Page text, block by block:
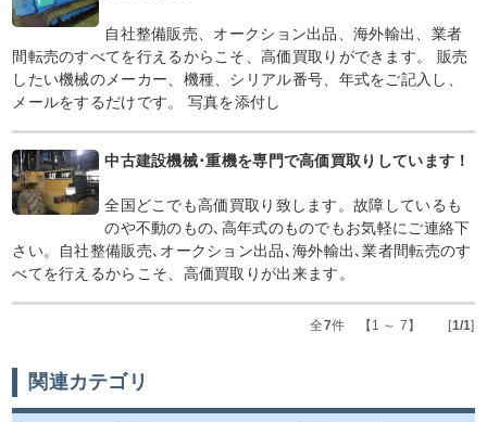
自社整備販売、オークション出品、海外輸出、業者
間転売のすべてを行えるからこそ、高価買取りができます。 販売
したい機械のメーカー、機種、シリアル番号、年式をご記入し、
メールをするだけです。 写真を添付し
中古建設機械･重機を専門で高価買取りしています！
全国どこでも高価買取り致します。故障しているも
のや不動のもの､高年式のものでもお気軽にご連絡下
さい。自社整備販売､オークション出品､海外輸出､業者間転売のす
べてを行えるからこそ、高価買取りが出来ます。
全7件 【1 ～ 7】 [1/1]
関連カテゴリ